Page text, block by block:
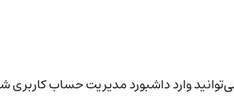
وارد داشبورد مدیریت حساب